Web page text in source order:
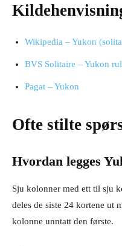
Wikipedia – Yukon
BVS Solitaire – Yukon
Pagat – Yukon
Ofte stilte
Hvordan legges
Sju kolonner med ett til sju
deles de siste 24 kortene ut
kolonne unntatt den første.